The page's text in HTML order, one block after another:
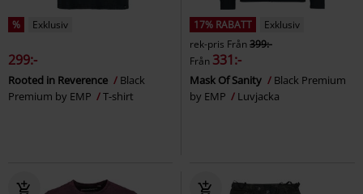
% Exklusiv
299:-
Rooted in Reverence
Black
Premium by EMP
T-shirt
17% RABATT
Exklusiv
rek-pris Från399:-
Från 331:-
Mask Of Sanity
Black Premium
by EMP
Luvjacka